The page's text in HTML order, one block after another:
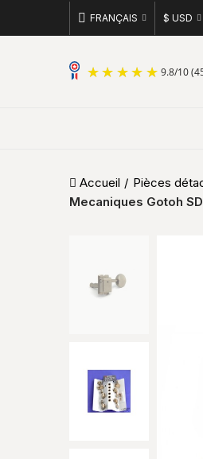
FRANÇAIS $ USD
Accueil Pièces
Mecaniques Gotoh